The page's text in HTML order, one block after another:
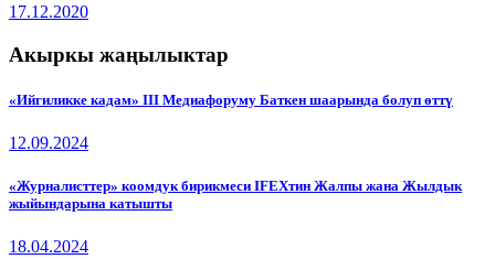
17.12.2020
Акыркы жаңылыктар
«Ийгиликке кадам» III Медиафоруму Баткен шаарында болуп өттү
12.09.2024
«Журналисттер» коомдук бирикмеси IFEXтин Жалпы жана Жылдык
жыйындарына катышты
18.04.2024